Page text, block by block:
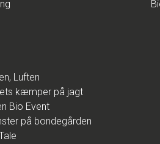
Luften
kæmper på jagt
Bio Event
på bondegården